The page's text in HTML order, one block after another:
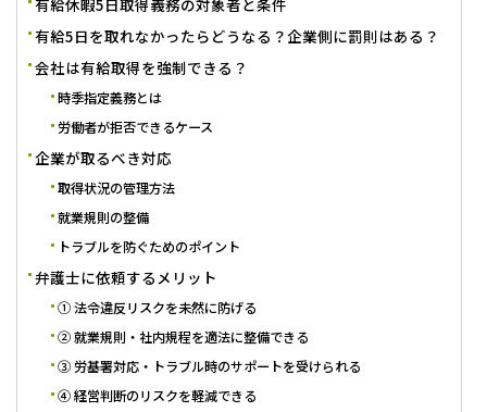
有給5日を取れなかったらどうなる？企業側に罰則はある？
会社は有給取得を強制できる？
時季指定義務とは
労働者が拒否できるケース
企業が取るべき対応
取得状況の管理方法
就業規則の整備
トラブルを防ぐためのポイント
弁護士に依頼するメリット
① 法令違反リスクを未然に防げる
② 就業規則・社内規程を適法に整備できる
③ 労基署対応・トラブル時のサポートを受けられる
④ 経営判断のリスクを軽減できる